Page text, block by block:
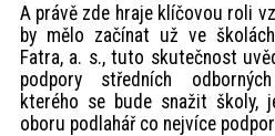
A právě zde hraje klíčovou roli
by mělo začínat už ve
Fatra, a. s., tuto skutečnost
podpory středních
kterého se bude snažit školy,
oboru podlahář co nejvíce